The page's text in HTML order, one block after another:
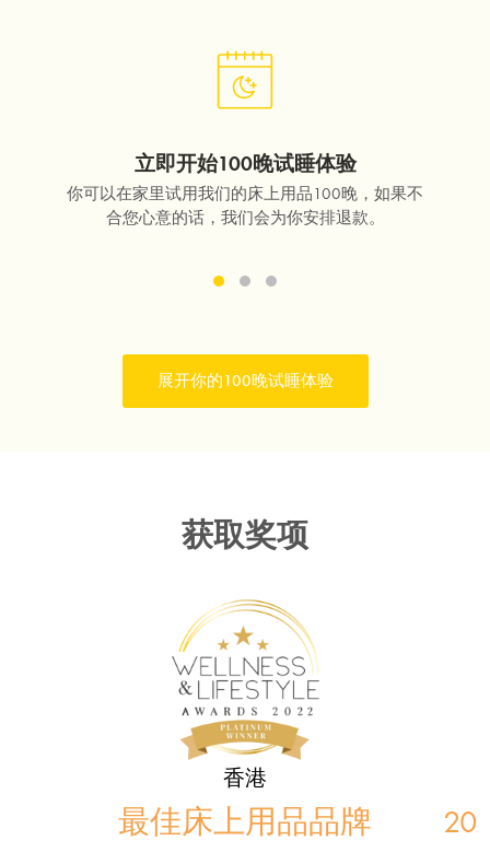
立即开始100晚试睡体验
你可以在家里试用我们的床上用品100晚，如果不
合您心意的话，我们会为你安排退款。
展开你的100晚试睡体验
获取奖项
香港
最佳床上用品品牌